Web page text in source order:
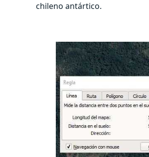
chileno antártico.